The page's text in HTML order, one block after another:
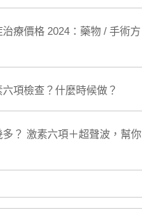
療價格 2024：藥物 / 手術方
項檢查？什麼時候做？
？ 激素六項＋超聲波，幫你